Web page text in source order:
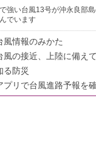
強い台風13号が沖永良部
でいます
風情報のみかた
風の接近、上陸に備えて
る防災
プリで台風進路予報を